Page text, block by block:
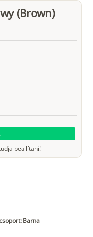
(Brown)
beállítani!
Barna